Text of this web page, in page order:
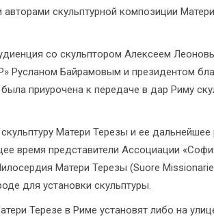
скульптурной композиции
со скульптором Алексеем
Русланом Байрамовым и президентом
приурочена к передаче в дар Риму
Матери Терезы и ее
время представители Ассоциации
Матери Терезы (Suore Missionarie
для установки скульптуры.
Терезе в Риме установят либо на